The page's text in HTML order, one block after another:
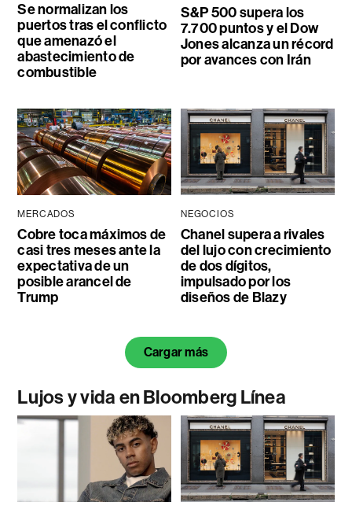
Se normalizan los
puertos tras el conflicto
que amenazó el
abastecimiento de
combustible
S&P 500 supera los
7.700 puntos y el Dow
Jones alcanza un récord
por avances con Irán
MERCADOS
Cobre toca máximos de
casi tres meses ante la
expectativa de un
posible arancel de
Trump
NEGOCIOS
Chanel supera a rivales
del lujo con crecimiento
de dos dígitos,
impulsado por los
diseños de Blazy
Cargar más
Lujos y vida en Bloomberg Línea